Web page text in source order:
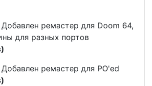
Добавлен ремастер для Doom 64,
для разных портов
Добавлен ремастер для PO'ed